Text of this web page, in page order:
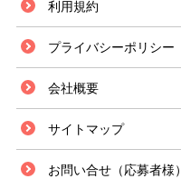
利用規約
プライバシーポリシー
会社概要
サイトマップ
お問い合せ（応募者様）